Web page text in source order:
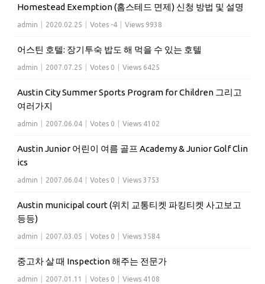
Homestead Exemption (홈스테드 면제) 신청 방법 및 설명
admin 2020.02.25 Votes -4 Views 9938
어스틴 호텔: 장기투숙 밥도 해 먹을 수 있는 호텔
admin 2007.07.25 Votes 0 Views 6425
Austin City Summer Sports Program for Children 그리고
여러가지
admin 2007.06.04 Votes 0 Views 4102
Austin Junior 어린이 여름 골프 Academy & Junior Golf Clin
ics
admin 2007.06.04 Votes 0 Views 3753
Austin municipal court (위치 교통티켓 파킹티켓 사고보고
등등)
admin 2007.03.05 Votes 0 Views 3584
중고차 살 때 Inspection 해주는 전문가
admin 2007.01.11 Votes 0 Views 4108